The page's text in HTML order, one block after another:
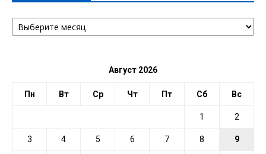
АРХИВ
ПО
Август 2026
Пн Вт Ср Чт Пт Сб Вс
1 2
3 4 5 6 7 8 9